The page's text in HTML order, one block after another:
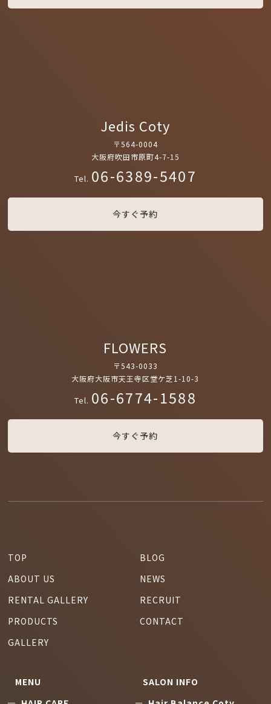
Jedis Coty
〒564-0004
大阪府吹田市原町4-7-15
Tel. 06-6389-5407
今すぐ予約
FLOWERS
〒543-0033
大阪府大阪市天王寺区堂ケ芝1-10-3
Tel. 06-6774-1588
今すぐ予約
TOP
ABOUT US
RENTAL GALLERY
PRODUCTS
GALLERY
BLOG
NEWS
RECRUIT
CONTACT
MENU
SALON INFO